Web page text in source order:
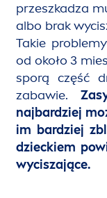
przeszkadza
albo brak
Takie
od około 3
sporą część
zabawie.
najbardziej
im bardziej
dzieckiem
wyciszające.